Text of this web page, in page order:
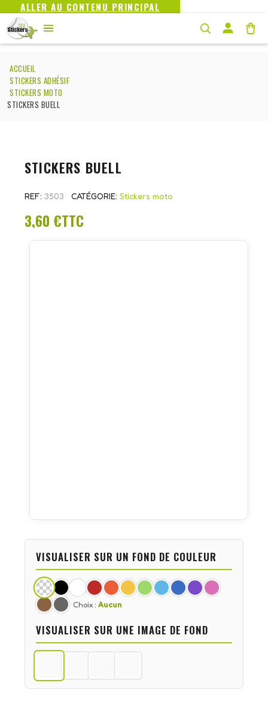
ALLER AU CONTENU PRINCIPAL
ACCUEIL
STICKERS ADHÉSIF
STICKERS MOTO
STICKERS BUELL
STICKERS BUELL
REF 3503 CATÉGORIE Stickers moto
3,60 €TTC
VISUALISER SUR UN FOND DE COULEUR
Choix : Aucun
VISUALISER SUR UNE IMAGE DE FOND